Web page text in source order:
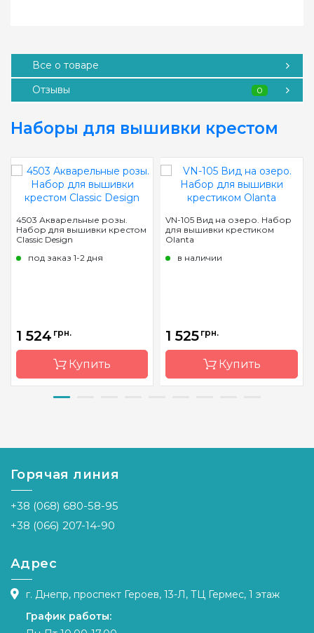
Все о товаре
Отзывы
0
Наборы для вышивки крестом
4503 Акварельные розы.
Набор для вышивки крестом
Classic Design
под заказ 1-2 дня
1 524 грн.
Купить
производитель
Размер
Канва
Linda 27
Zweigart
VN-105 Вид на озеро. Набор
для вышивки крестиком
Olanta
в наличии
1 525 грн.
Купить
Страна-
Украина
Горячая линия
+38 (068) 680-58-95
+38 (066) 207-14-90
Адрес
г. Днепр, проспект Героев, 13-Л, ТЦ Гермес, 1 этаж
График работы: